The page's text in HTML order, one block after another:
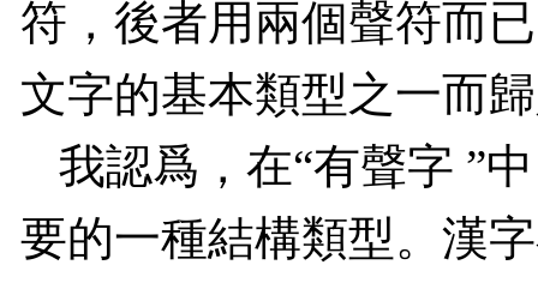
符，後者用兩個聲符而
文字的基本類型之一而
我認爲，在“有聲字 ”
要的一種結構類型。漢